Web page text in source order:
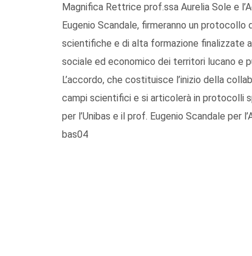
Magnifica Rettrice prof.ssa Aurelia Sole e
Eugenio Scandale, firmeranno un
scientifiche e di alta formazione finalizzate
sociale ed economico dei territori lucano e
L’accordo, che costituisce l’inizio della
campi scientifici e si articolerà in protocolli
per l’Unibas e il prof. Eugenio Scandale per
bas04